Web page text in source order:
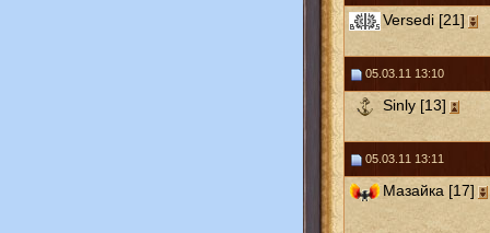
Versedi [21]
05.03.11 13:10
Sinly [13]
05.03.11 13:11
Мазайка [17]